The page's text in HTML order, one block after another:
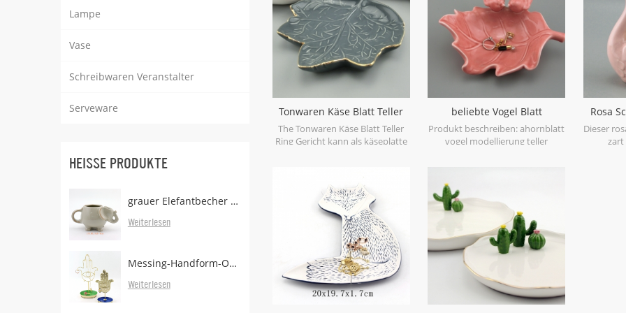
Lampe
Vase
Schreibwaren Veranstalter
Serveware
HEISSE PRODUKTE
grauer Elefantbecher mit Teebeutelhalter
Weiterlesen
Messing-Handform-Ohrringständer mit Tablett
Weiterlesen
oder Früchte setzen.
Fabrik
17,8 *
Polyfoam
Tonwaren Käse Blatt Teller
Ring Gericht
The Tonwaren Käse Blatt Teller
Ring Gericht kann als käseplatte
schön sein. mit hang farbe echt
gold edge und finish, bling bling
mit ihrer schmuckkollektion.
beliebte Vogel Blatt
Keramikplatte
Produkt beschreiben: ahornblatt
vogel modellierung teller
professionelle Fabrik mit reicher
Erfahrung 2) ausgezeichnete
Qualität, aber konkurrenzfähiger
Preis 3) pünktliche Lieferung
Produktspezifikation: 1. Material:
Steingut China 2. Größe: 18 * 14 *
6cm 3. Farbe: Rosa 4. dekorativ: ja
5. Produktpflege: nur
Handwäsche Detailfoto:
Verpackung: Luftpolsterfolie oder
Rosa
Dieser
zart